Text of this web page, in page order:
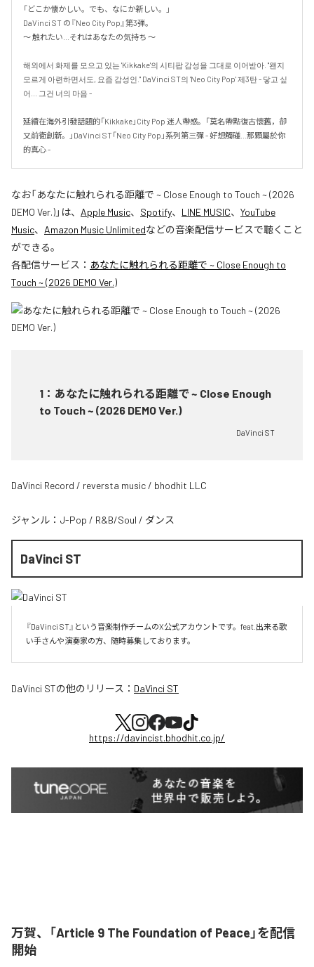
「どこか懐かしい。でも、なにか新しい。」
DaVinci ST の『Neo City Pop』第3弾。
〜 触れたい...それはあなたの気持ち 〜
해외에서 화제를 모으고 있는 'Kikkake'의 시티팝 감성을 그대로 이어받아. "왠지
모르게 아련하면서도, 요즘 감성인." DaVinci ST의 'Neo City Pop' 제3탄 - 닿고 싶
어... 그건 너의 마음 -
延續在海外引發話題的「Kikkake」City Pop 迷人帶感。「莫名帶點復古懷舊，卻
又前衛創新。」DaVinci ST「Neo City Pop」系列第三彈 - 好想觸碰...那顆屬於你
的真心 -
なお「あなたに触れられる距離で ~ Close Enough to Touch ~ (2026
DEMO Ver.)」は、 Apple Music、 Spotify、 LINE MUSIC、 YouTube
Music、 Amazon Music Unlimitedなどの音楽配信サービスで聴くこと
ができる。
各配信サービス： あなたに触れられる距離で ~ Close Enough to
Touch ~ (2026 DEMO Ver.)
1 ： あなたに触れられる距離で ~ Close Enough
to Touch ~ (2026 DEMO Ver.)
DaVinci ST
DaVinci Record / reversta music / bhodhit LLC
ジャンル： J-Pop / R&B/Soul / ダンス
DaVinci ST
『DaVinci ST』という音楽制作チームのX公式アカウントです。feat.出来る歌
い手さんや演奏家の方、随時募集しております。
DaVinci STの他のリリース： DaVinci ST
https://davincist.bhodhit.co.jp/
万賀、「Article 9 The Foundation of Peace」を配信
開始